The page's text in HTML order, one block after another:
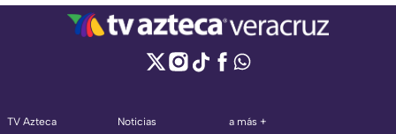
TV Azteca
Noticias
a más +